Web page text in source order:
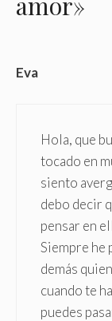
Eva
Hola, que
tocado en
siento
debo decir
pensar en
Siempre he
demás
cuando te
puedes